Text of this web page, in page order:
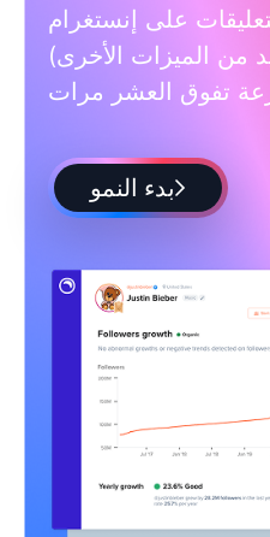
على إنستغرام
من الميزات الأخرى)
بدء النمو